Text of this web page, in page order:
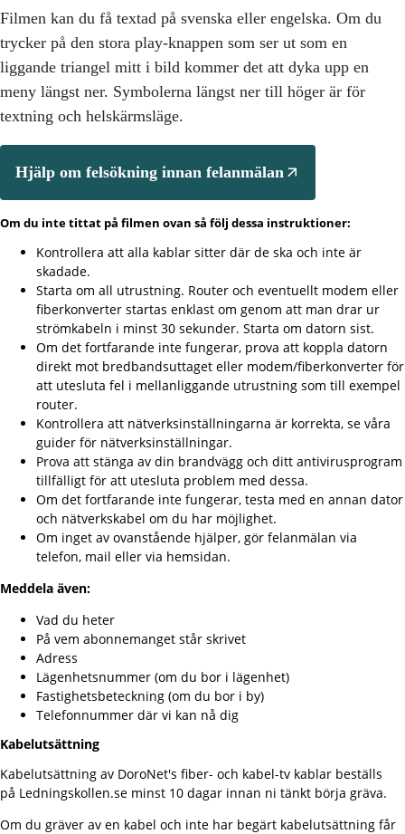
Filmen kan du få textad på svenska eller engelska. Om du
trycker på den stora play-knappen som ser ut som en
liggande triangel mitt i bild kommer det att dyka upp en
meny längst ner. Symbolerna längst ner till höger är för
textning och helskärmsläge.
Hjälp om felsökning innan felanmälan
Om du inte tittat på filmen ovan så följ dessa instruktioner:
Kontrollera att alla kablar sitter där de ska och inte är
skadade.
Starta om all utrustning. Router och eventuellt modem eller
fiberkonverter startas enklast om genom att man drar ur
strömkabeln i minst 30 sekunder. Starta om datorn sist.
Om det fortfarande inte fungerar, prova att koppla datorn
direkt mot bredbandsuttaget eller modem/fiberkonverter för
att utesluta fel i mellanliggande utrustning som till exempel
router.
Kontrollera att nätverksinställningarna är korrekta, se våra
guider för nätverksinställningar.
Prova att stänga av din brandvägg och ditt antivirusprogram
tillfälligt för att utesluta problem med dessa.
Om det fortfarande inte fungerar, testa med en annan dator
och nätverkskabel om du har möjlighet.
Om inget av ovanstående hjälper, gör felanmälan via
telefon, mail eller via hemsidan.
Meddela även:
Vad du heter
På vem abonnemanget står skrivet
Adress
Lägenhetsnummer (om du bor i lägenhet)
Fastighetsbeteckning (om du bor i by)
Telefonnummer där vi kan nå dig
Kabelutsättning
Kabelutsättning av DoroNet's fiber- och kabel-tv kablar beställs
på Ledningskollen.se minst 10 dagar innan ni tänkt börja gräva.
Om du gräver av en kabel och inte har begärt kabelutsättning får